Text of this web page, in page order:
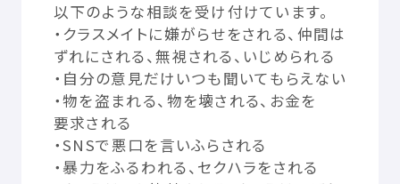
気 に入 り お知らせ
利用規約 寄付のお願い
プライバシーポリシー 認定サービスとは
以下のような相談を受け付けています。
・クラスメイトに嫌がらせをされる、 仲間は
ずれにされる、無視される、いじめられる
・ 自分の意見だけいつも聞いてもらえない
・物を盗 まれる、 物を壊される、お金を
要求される
・SNSで 悪口を言いふらされる
・ 暴力をふるわれる、セクハラをされる